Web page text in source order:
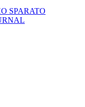
SPARATO